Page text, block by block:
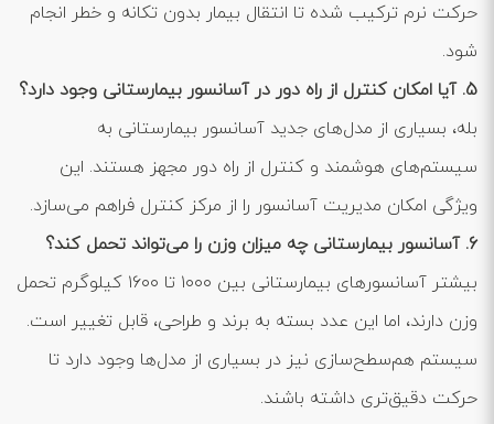
حرکت نرم ترکیب شده تا انتقال بیمار بدون تکانه و خطر انجام
شود.
5. آیا امکان کنترل از راه دور در آسانسور بیمارستانی وجود دارد؟
بله، بسیاری از مدل‌های جدید آسانسور بیمارستانی به
سیستم‌های هوشمند و کنترل از راه دور مجهز هستند. این
ویژگی امکان مدیریت آسانسور را از مرکز کنترل فراهم می‌سازد.
6. آسانسور بیمارستانی چه میزان وزن را می‌تواند تحمل کند؟
بیشتر آسانسورهای بیمارستانی بین ۱۰۰۰ تا ۱۶۰۰ کیلوگرم تحمل
وزن دارند، اما این عدد بسته به برند و طراحی، قابل تغییر است.
سیستم هم‌سطح‌سازی نیز در بسیاری از مدل‌ها وجود دارد تا
حرکت دقیق‌تری داشته باشند.